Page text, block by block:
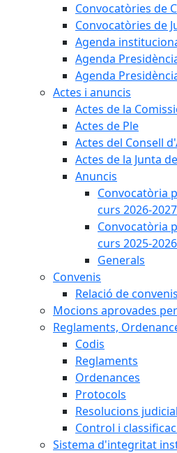
Convocatòries de
Convocatòries de
Agenda
Agenda
Agenda
Actes i anuncis
Actes de la
Actes de Ple
Actes del Consell
Actes de la Junta
Anuncis
Convocatòria
curs 2026-
Convocatòria
curs 2025-
Generals
Convenis
Relació de convenis
Mocions aprovades
Reglaments,
Codis
Reglaments
Ordenances
Protocols
Resolucions
Control i
Sistema d'integritat